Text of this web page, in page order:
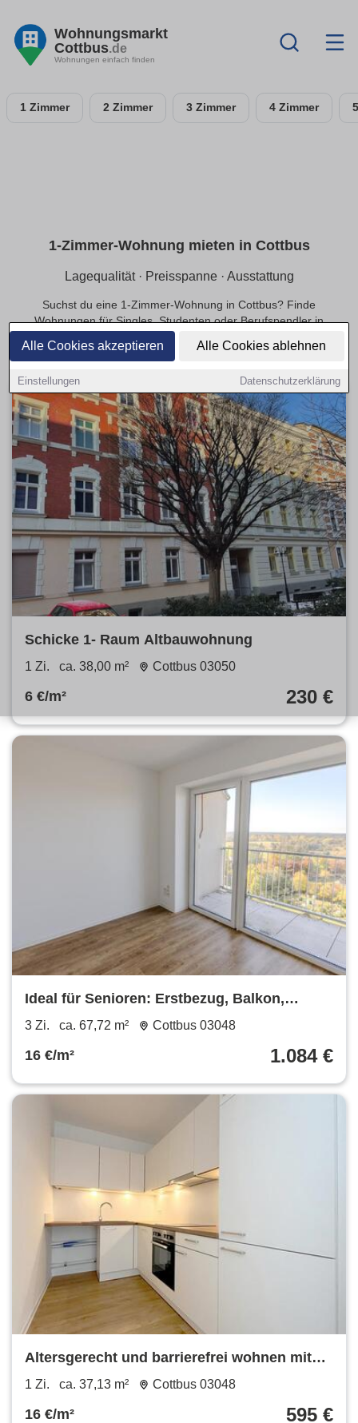
Alle Cookies akzeptieren Alle Cookies ablehnen
Einstellungen Datenschutzerklärung
Wohnungsmarkt
Cottbus.de
Wohnungen einfach finden
1 Zimmer 2 Zimmer 3 Zimmer 4 Zimmer
1-Zimmer-Wohnung mieten in Cottbus
Lagequalität · Preisspanne · Ausstattung
Suchst du eine 1-Zimmer-Wohnung in Cottbus? Finde
Wohnungen für Singles, Studenten oder Berufspendler in
ruhiger oder zentraler Lage, die zu deinem Budget passen.
Schicke 1- Raum Altbauwohnung
1 Zi. ca. 38,00 m² Cottbus 03050
6 €/m² 230 €
Ideal für Senioren: Erstbezug, Balkon,
Einbauküche, Aufzug und mehr!
3 Zi. ca. 67,72 m² Cottbus 03048
16 €/m² 1.084 €
Altersgerecht und barrierefrei wohnen mit
Einbauküche und Balkon!
1 Zi. ca. 37,13 m² Cottbus 03048
16 €/m² 595 €